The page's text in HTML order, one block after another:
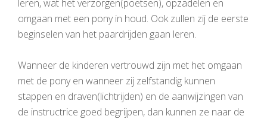
leren, wat het verzorgen(poetsen), opzadelen en
omgaan met een pony in houd. Ook zullen zij de eerste
beginselen van het paardrijden gaan leren.
Wanneer de kinderen vertrouwd zijn met het omgaan
met de pony en wanneer zij zelfstandig kunnen
stappen en draven(lichtrijden) en de aanwijzingen van
de instructrice goed begrijpen, dan kunnen ze naar de